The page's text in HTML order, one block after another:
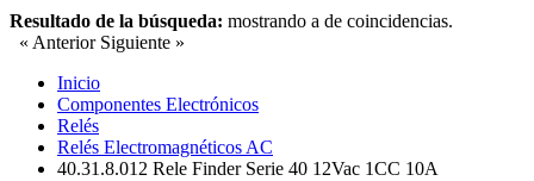
Resultado de la búsqueda: mostrando a de coincidencias.
« Anterior Siguiente »
Inicio
Componentes Electrónicos
Relés
Relés Electromagnéticos AC
40.31.8.012 Rele Finder Serie 40 12Vac 1CC 10A